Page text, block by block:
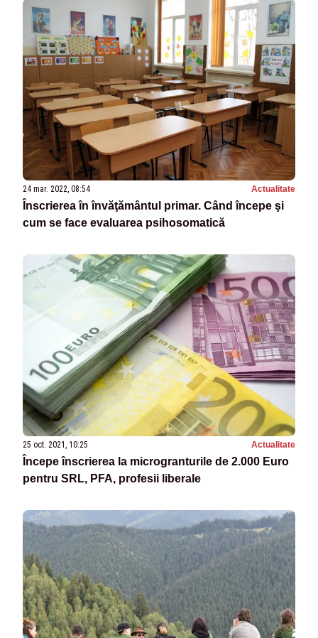
24 mar. 2022, 08:54 Actualitate
Înscrierea în învăţământul primar. Când începe şi
cum se face evaluarea psihosomatică
25 oct. 2021, 10:25 Actualitate
Începe înscrierea la microgranturile de 2.000 Euro
pentru SRL, PFA, profesii liberale